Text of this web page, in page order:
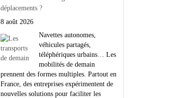
déplacements ?
8 août 2026
Navettes autonomes,
véhicules partagés,
téléphériques urbains… Les
mobilités de demain
prennent des formes multiples. Partout en
France, des entreprises expérimentent de
nouvelles solutions pour faciliter les